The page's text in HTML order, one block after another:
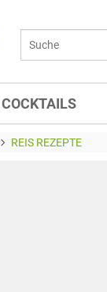
COCKTAILS
REIS REZEPTE